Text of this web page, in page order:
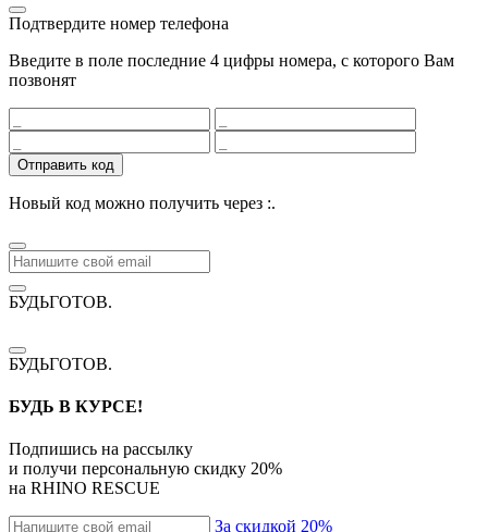
Подтвердите номер телефона
Введите в поле последние 4 цифры номера, с которого Вам
позвонят
Отправить код
Новый код можно получить через :.
БУДЬГОТОВ.
БУДЬГОТОВ.
БУДЬ В КУРСЕ!
Подпишись на рассылку
и получи персональную скидку 20%
на RHINO RESCUE
За скидкой 20%